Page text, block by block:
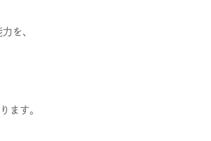
2023 SportsField Co Ltd.All Right Reserved
を、
ます。